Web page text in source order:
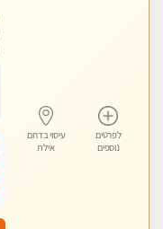
לפרטים
נוספים
עיסוי בדרום
אילת